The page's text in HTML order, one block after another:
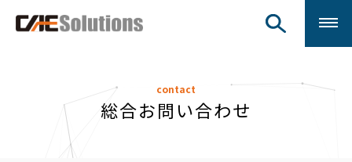
contact
総合お問い合わせ